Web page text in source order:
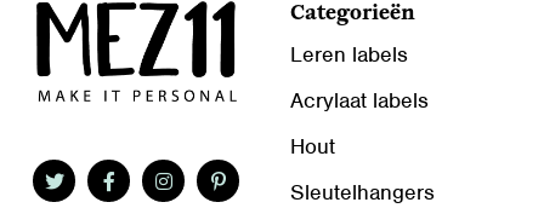
Categorieën
Leren labels
Acrylaat labels
Hout
Sleutelhangers